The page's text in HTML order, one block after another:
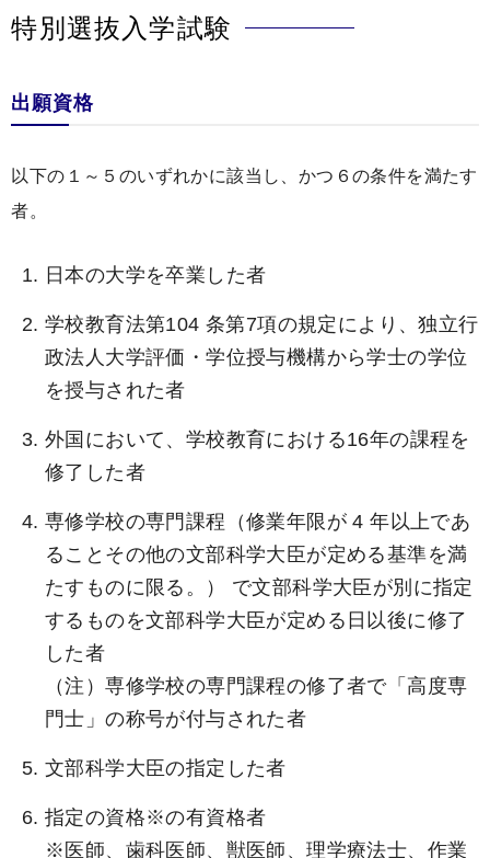
特別選抜入学試験
出願資格
以下の１～５のいずれかに該当し、かつ６の条件を満たす
者。
日本の大学を卒業した者
学校教育法第104 条第7項の規定により、独立行
政法人大学評価・学位授与機構から学士の学位
を授与された者
外国において、学校教育における16年の課程を
修了した者
専修学校の専門課程（修業年限が 4 年以上であ
ることその他の文部科学大臣が定める基準を満
たすものに限る。） で文部科学大臣が別に指定
するものを文部科学大臣が定める日以後に修了
した者
（注）専修学校の専門課程の修了者で「高度専
門士」の称号が付与された者
文部科学大臣の指定した者
指定の資格※の有資格者
※医師、歯科医師、獣医師、理学療法士、作業